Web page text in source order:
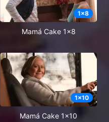
1x8
Mamá Cake 1x8
1x10
Mamá Cake 1x10